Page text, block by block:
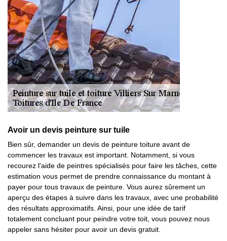
Avoir un devis peinture sur tuile
Bien sûr, demander un devis de peinture toiture avant de
commencer les travaux est important. Notamment, si vous
recourez l'aide de peintres spécialisés pour faire les tâches, cette
estimation vous permet de prendre connaissance du montant à
payer pour tous travaux de peinture. Vous aurez sûrement un
aperçu des étapes à suivre dans les travaux, avec une probabilité
des résultats approximatifs. Ainsi, pour une idée de tarif
totalement concluant pour peindre votre toit, vous pouvez nous
appeler sans hésiter pour avoir un devis gratuit.